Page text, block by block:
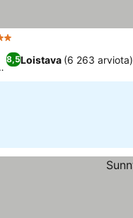
8,5Loistava (6 263 arviota)